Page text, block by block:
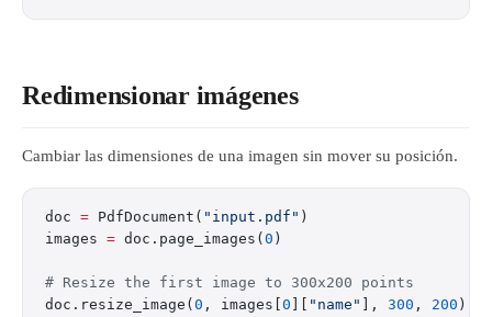
Redimensionar imágenes
Cambiar las dimensiones de una imagen sin mover su posición.
doc = PdfDocument( "input.pdf" )
images = doc.page_images( 0 )
# Resize the first image to 300x200 points
doc.resize_image( 0 , images[ 0 "name" ], 300 , 200 )